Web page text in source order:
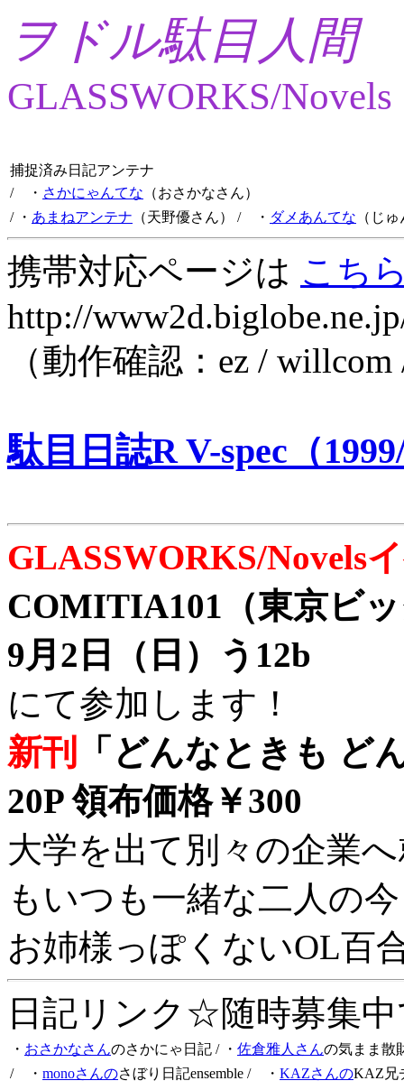
ヲドル駄目人間
GLASSWORKS/Novels
捕捉済み日記アンテナ
/ ・ さかにゃんてな （おさかなさん）
/ ・ あまねアンテナ （天野優さん） / ・ ダメあんてな （じ
携帯対応ページは こち
http://
（動作確認：ez /
駄目日誌R V-spec（
GLASSWORKS/Novels
COMITIA101（東京ビ
9月2日（日）う12b
にて参加します！
新刊
「どんなときも ど
20P 領布価格￥300
大学を出て別々の企業
もいつも一緒な二人の
お姉様っぽくないOL百
日記リンク☆随時募集
・ おさかなさんのさかにゃ日記 / ・ 佐倉雅人さんの気まま散
/ ・ monoさんのさぼり日記ensemble / ・ KAZさんのKAZ兄